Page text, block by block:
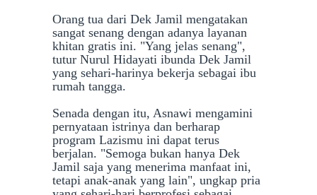
Orang tua dari Dek Jamil mengatakan
sangat senang dengan adanya layanan
khitan gratis ini. "Yang jelas senang",
tutur Nurul Hidayati ibunda Dek Jamil
yang sehari-harinya bekerja sebagai ibu
rumah tangga.
Senada dengan itu, Asnawi mengamini
pernyataan istrinya dan berharap
program Lazismu ini dapat terus
berjalan. "Semoga bukan hanya Dek
Jamil saja yang menerima manfaat ini,
tetapi anak-anak yang lain", ungkap pria